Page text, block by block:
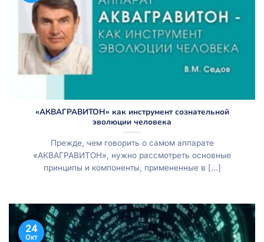
«АКВАГРАВИТОН» как инструмент сознательной
эволюции человека
Прежде, чем говорить о самом аппарате
«АКВАГРАВИТОН», нужно рассмотреть основные
принципы и компоненты, примененные в [...]
24
Окт